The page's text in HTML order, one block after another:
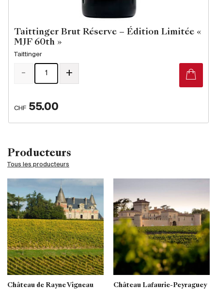
Producteurs
Tous les producteurs
Château de Rayne Vigneau Château Lafaurie-Peyraguey
Taittinger Brut Réserve – Édition Limitée «
MJF 60th »
Taittinger
CHF 55.00
- +